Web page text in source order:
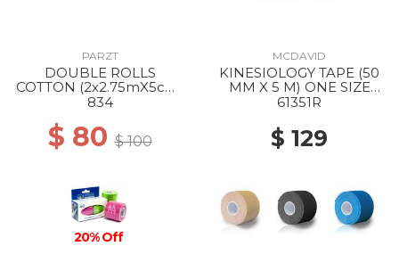
PARZT
DOUBLE ROLLS
COTTON (2x2.75mX5cm)
PINK APPLEGREEN
834
$ 80$ 100
20% Off
MCDAVID
KINESIOLOGY TAPE (50
MM X 5 M) ONE SIZE
BEIGE
61351R
$ 129